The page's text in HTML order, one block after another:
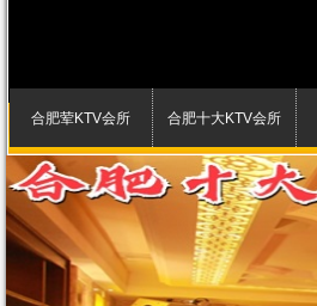
合肥荤KTV会所 合肥十大KTV会所